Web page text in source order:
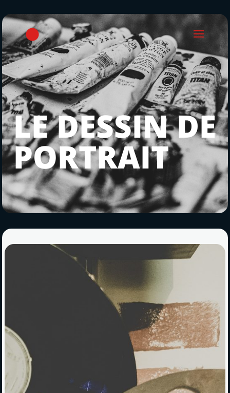
LE DESSIN DE
PORTRAIT